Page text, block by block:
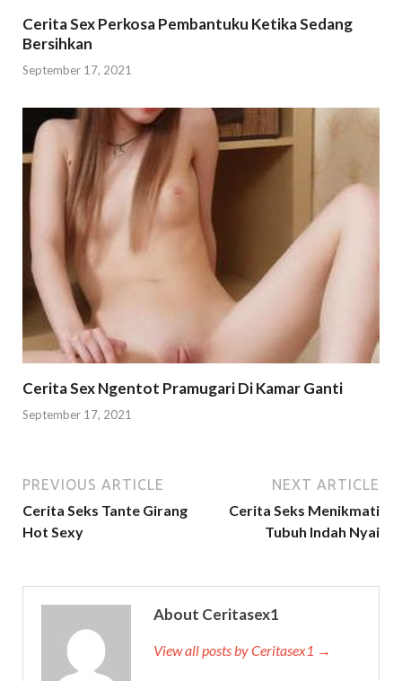
Cerita Sex Perkosa Pembantuku Ketika Sedang
Bersihkan
September 17, 2021
Cerita Sex Ngentot Pramugari Di Kamar Ganti
September 17, 2021
PREVIOUS ARTICLE
Cerita Seks Tante Girang
Hot Sexy
NEXT ARTICLE
Cerita Seks Menikmati
Tubuh Indah Nyai
About Ceritasex1
View all posts by Ceritasex1 →